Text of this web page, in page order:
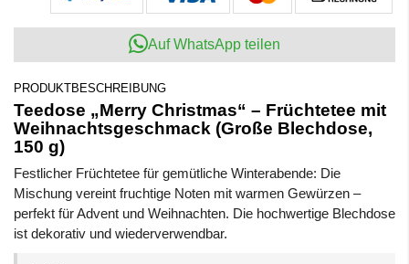
Auf WhatsApp teilen
PRODUKTBESCHREIBUNG
Teedose „Merry Christmas“ – Früchtetee mit
Weihnachtsgeschmack (Große Blechdose,
150 g)
Festlicher Früchtetee für gemütliche Winterabende: Die
Mischung vereint fruchtige Noten mit warmen Gewürzen –
perfekt für Advent und Weihnachten. Die hochwertige Blechdose
ist dekorativ und wiederverwendbar.